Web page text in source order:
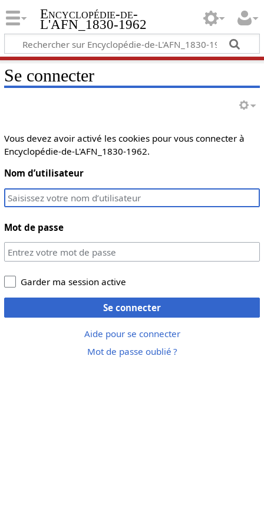
Encyclopédie-de-
L'AFN_1830-1962
Se connecter
Vous devez avoir activé les cookies pour vous connecter à
Encyclopédie-de-L'AFN_1830-1962.
Nom d’utilisateur
Mot de passe
Garder ma session active
Se connecter
Aide pour se connecter
Mot de passe oublié ?